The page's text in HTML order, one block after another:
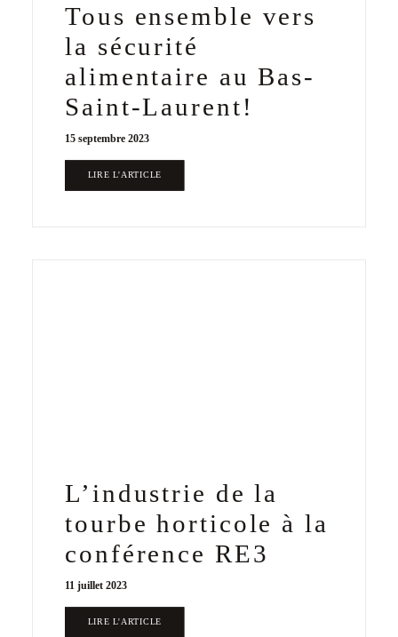
Tous ensemble vers
la sécurité
alimentaire au Bas-
Saint-Laurent!
15 septembre 2023
LIRE L'ARTICLE
L’industrie de la
tourbe horticole à la
conférence RE3
11 juillet 2023
LIRE L'ARTICLE